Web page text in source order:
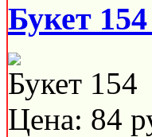
Букет 154
Букет 154
Цена: 84